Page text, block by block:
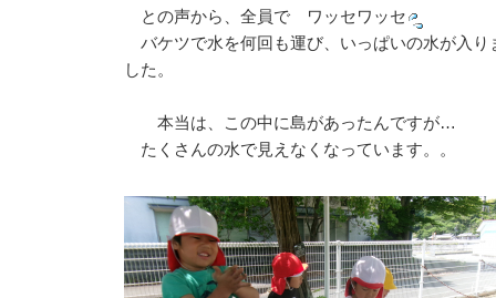
との声から、全員で ワッセワッセ
バケツで水を何回も運び、いっぱいの水が入り
した。
本当は、この中に島があったんですが…
たくさんの水で見えなくなっています。。